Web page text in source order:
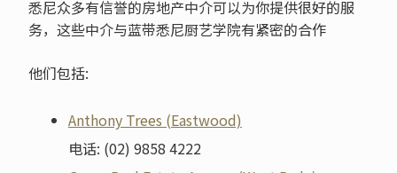
悉尼众多有信誉的房地产中介可以为你提供很好的服
务，这些中介与蓝带悉尼厨艺学院有紧密的合作
他们包括:
Anthony Trees (Eastwood)
电话: (02) 9858 4222